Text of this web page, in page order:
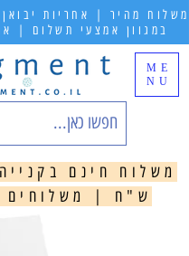
ME
NU
משלוח מהיר | אחריות
במגוון אמצעי תשלום |
ש"ח | משלוחים